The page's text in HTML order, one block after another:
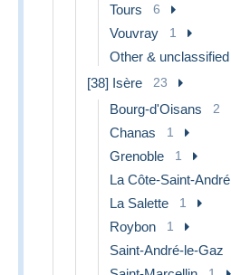
Tours 6
Vouvray 1
Other & unclassified
[38] Isère 23
Bourg-d'Oisans 2
Chanas 1
Grenoble 1
La Côte-Saint-André
La Salette 1
Roybon 1
Saint-André-le-Gaz